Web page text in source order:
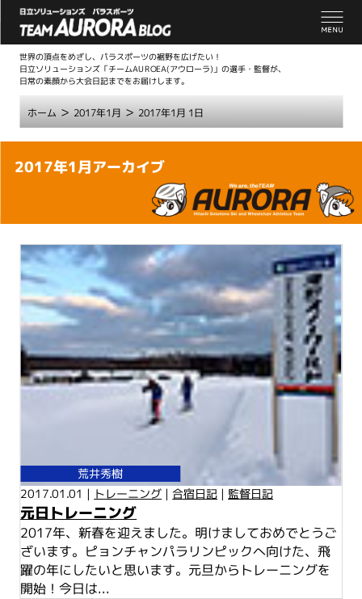
世界の頂点をめざし、パラスポーツの裾野を広げたい！
日立ソリューションズ「チームAUROEA(アウローラ)」の選手・監督が、
日常の素顔から大会日記までをお届けします。
ホーム > 2017年1月 > 2017年1月 1日
本
2017年1月アーカイブ
荒井秀樹
2017.01.01 | トレーニング | 合宿日記 | 監督日記
元日トレーニング
2017年、新春を迎えました。明けましておめでとうご
ざいます。ピョンチャンパラリンピックへ向けた、飛
躍の年にしたいと思います。元旦からトレーニングを
開始！今日は...